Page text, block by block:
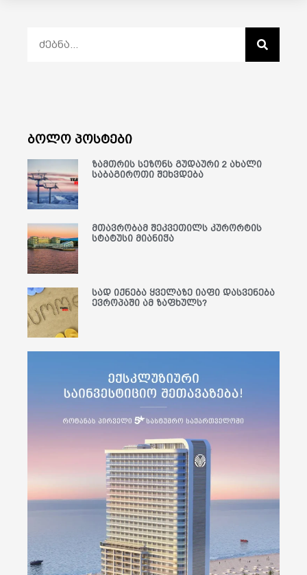
ბოლო პოსტები
ზამთრის სეზონს გუდაური 2 ახალი
საბაგიროთი შეხვდება
მთავრობამ შეკვეთილს კურორტის
სტატუსი მიანიჭა
სად იქნება ყველაზე იაფი დასვენება
ევროპაში ამ ზაფხულს?